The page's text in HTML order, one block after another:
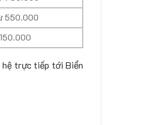
550.000
150.000
hệ trực tiếp tới Biển